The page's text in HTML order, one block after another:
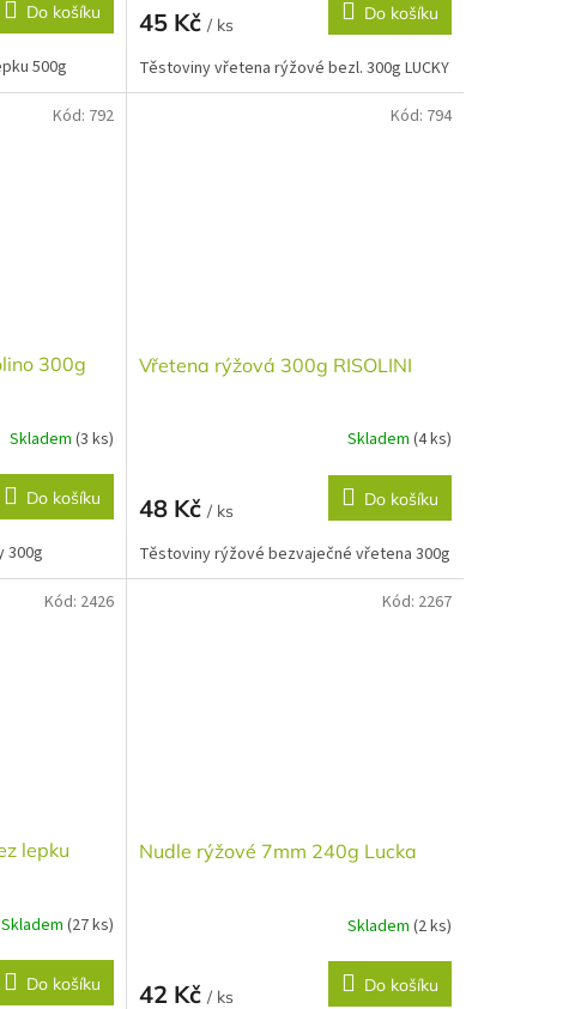
Do košíku
500g
45 Kč / ks
Do košíku
Těstoviny vřetena rýžové bezl. 300g LUCKY
300g
Skladem (3 ks)
Do košíku
300g
Kód: 792
Vřetena rýžová 300g RISOLINI
Skladem (4 ks)
48 Kč / ks
Do košíku
Těstoviny rýžové bezvaječné vřetena 300g
Kód: 794
lepku
Skladem (27 ks)
Do košíku
Kód: 2426
Nudle rýžové 7mm 240g Lucka
Skladem (2 ks)
42 Kč / ks
Do košíku
Kód: 2267